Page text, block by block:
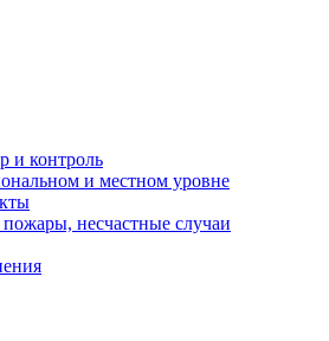
и контроль
и местном уровне
несчастные случаи